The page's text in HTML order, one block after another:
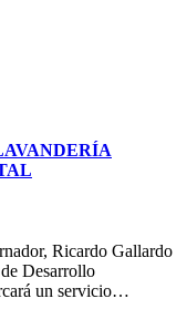
Ricardo Gallardo
Desarrollo
un servicio…